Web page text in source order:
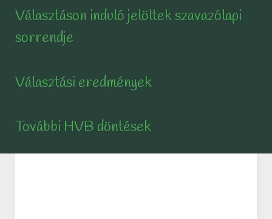
Választáson induló jelöltek szavazólapi
sorrendje
Választási eredmények
További HVB döntések